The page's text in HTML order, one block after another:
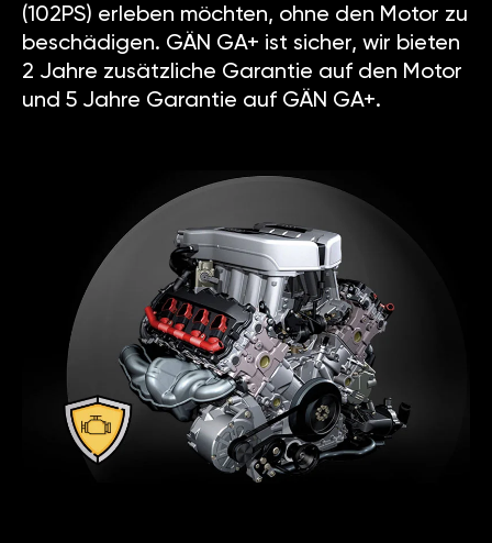
(102PS) erleben möchten, ohne den Motor zu
beschädigen. GÄN GA+ ist sicher, wir bieten
2 Jahre zusätzliche Garantie auf den Motor
und 5 Jahre Garantie auf GÄN GA+.